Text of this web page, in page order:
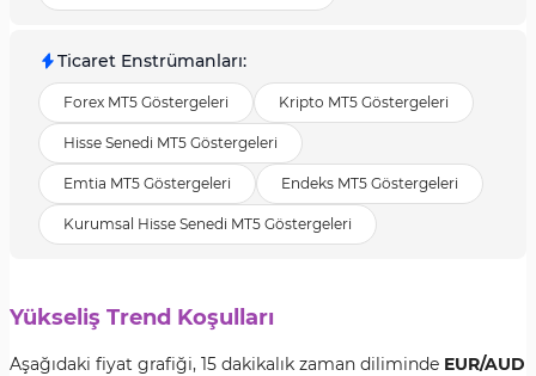
Ticaret Enstrümanları:
Forex MT5 Göstergeleri Kripto MT5 Göstergeleri
Hisse Senedi MT5 Göstergeleri
Emtia MT5 Göstergeleri Endeks MT5 Göstergeleri
Kurumsal Hisse Senedi MT5 Göstergeleri
Yükseliş Trend Koşulları
Aşağıdaki fiyat grafiği, 15 dakikalık zaman diliminde EUR/AUD